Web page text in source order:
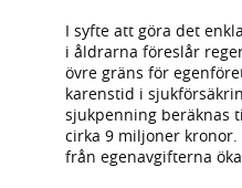
I syfte att göra det
i åldrarna föreslår
övre gräns för
karenstid i
sjukpenning beräknas
cirka 9 miljoner
från egenavgifterna